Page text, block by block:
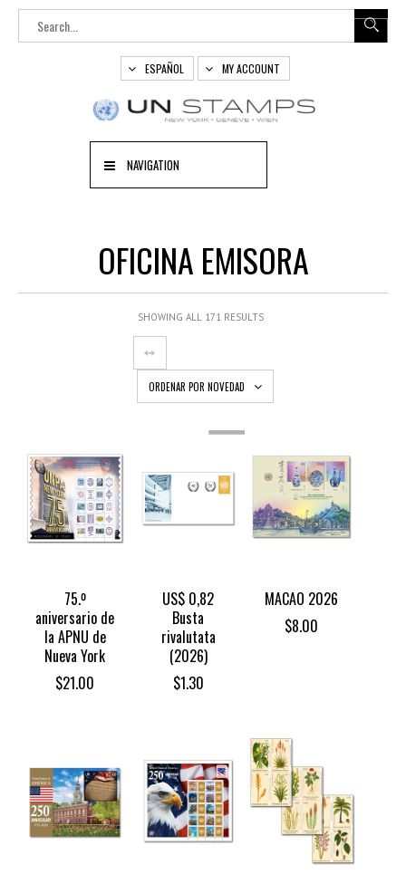
ESPAÑOL MY ACCOUNT
NAVIGATION
OFICINA EMISORA
SHOWING ALL 171 RESULTS
ORDENAR POR NOVEDAD
75.º
aniversario de
la APNU de
Nueva York
$21.00
US$ 0,82
Busta
rivalutata
(2026)
$1.30
OUT
OF
MACAO 2026
$8.00